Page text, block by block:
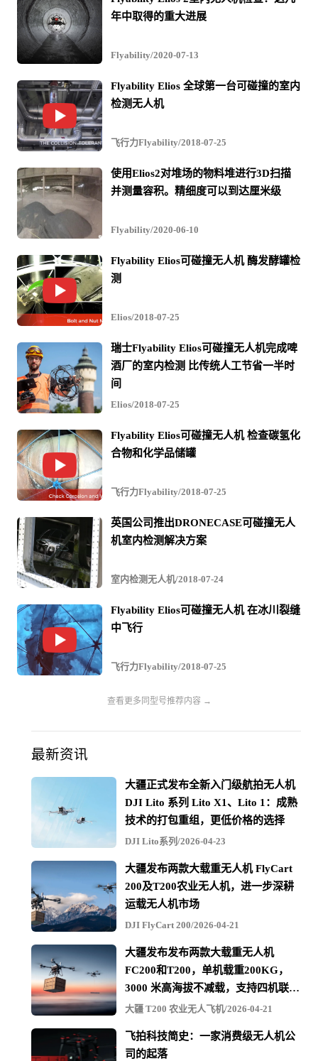
受到正确的维护。
什么是正式检查机构？正式检查机构是经过API批准进行
为了让您大致了解API要求的严格性：它们有专门针对API
510压力容器检查的证书，正式检查机构的检查员必须具有
须进行考核，以证明他们对压力容器的维护，检查，维修
和改装具有广泛的知识基础。
在检查员参加API 510测试之前，他们必须满足某些标准：
由BUREAU VERITAS认证的检验员批准ELIOS 2为API 510
荷兰检验服务公司RoNik Inspectioneering的Steven Verver想
要了解专业检验机构Bureau Veritas里的检验员是否会同意
使用Elios 2代替人进入压力容器进行API 510 检查。
最初Bureau Veritas检验集团的检查员对使用Elios 2持非常怀
疑的态度。
的检查看到的画面，与使用手电筒站在物体前观察所看到
的信息是不同的。但是，在看到Elios 2拍摄的画面后，他
改变了主意。
具体细节如下：
检验地点：比利时安特卫普
容器：一个小型的复合压力容器，由融合在一起的塑料材
料制成，用于存储危险化学品
检查重点：检验的主要目的是寻找将复合材料之间的焊缝
的潜在缺陷，包括自上次检验以来可能发生的任何分层
检验目标：查看专业检查机构是否接受不需要人进入的无
人机的检查。其结果是否符合API 510的检查标准
飞行次数： Elios2在容器内进行了八次不同的飞行，而来
年中取得的重大进展
Flyability/2020-07-13
Flyability Elios 全球第一台可碰撞的室内
检测无人机
飞行力Flyability/2018-07-25
使用Elios2对堆场的物料堆进行3D扫描
并测量容积。精细度可以到达厘米级
Flyability/2020-06-10
Flyability Elios可碰撞无人机 酶发酵罐检
测
Elios/2018-07-25
瑞士Flyability Elios可碰撞无人机完成啤
酒厂的室内检测 比传统人工节省一半时
间
Elios/2018-07-25
Flyability Elios可碰撞无人机 检查碳氢化
合物和化学品储罐
飞行力Flyability/2018-07-25
英国公司推出DRONECASE可碰撞无人
机室内检测解决方案
室内检测无人机/2018-07-24
Flyability Elios可碰撞无人机 在冰川裂缝
中飞行
飞行力Flyability/2018-07-25
查看更多同型号推荐内容 →
最新资讯
大疆正式发布全新入门级航拍无人机
DJI Lito 系列 Lito X1、Lito 1：成熟
技术的打包重组，更低价格的选择
DJI Lito系列/2026-04-23
大疆发布两款大载重无人机 FlyCart
200及T200农业无人机，进一步深耕
运载无人机市场
DJI FlyCart 200/2026-04-21
大疆发布发布两款大载重无人机
FC200和T200，单机载重200KG，
3000 米高海拔不减载，支持四机联吊
最多600KG
大疆 T200 农业无人飞机/2026-04-21
飞拍科技简史：一家消费级无人机公
司的起落